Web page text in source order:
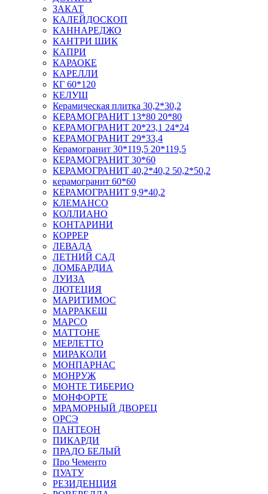
ЗАКАТ
КАЛЕЙДОСКОП
КАННАРЕДЖО
КАНТРИ ШИК
КАПРИ
КАРАОКЕ
КАРЕЛЛИ
КГ 60*120
КЕЛУШ
Керамическая плитка 30,2*30,2
КЕРАМОГРАНИТ 13*80 20*80
КЕРАМОГРАНИТ 20*23,1 24*24
КЕРАМОГРАНИТ 29*33,4
Керамогранит 30*119,5 20*119,5
КЕРАМОГРАНИТ 30*60
КЕРАМОГРАНИТ 40,2*40,2 50,2*50,2
керамогранит 60*60
КЕРАМОГРАНИТ 9,9*40,2
КЛЕМАНСО
КОЛЛИАНО
КОНТАРИНИ
КОРРЕР
ЛЕВАДА
ЛЕТНИЙ САД
ЛОМБАРДИА
ЛУИЗА
ЛЮТЕЦИЯ
МАРИТИМОС
МАРРАКЕШ
МАРСО
МАТТОНЕ
МЕРЛЕТТО
МИРАКОЛИ
МОНПАРНАС
МОНРУЖ
МОНТЕ ТИБЕРИО
МОНФОРТЕ
МРАМОРНЫЙ ДВОРЕЦ
ОРСЭ
ПАНТЕОН
ПИКАРДИ
ПРАДО БЕЛЫЙ
Про Чементо
ПУАТУ
РЕЗИДЕНЦИЯ